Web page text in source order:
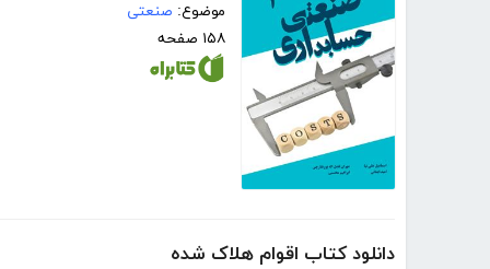
موضوع: صنعتی
۱۵۸ صفحه
دانلود کتاب اقوام هلاک شده